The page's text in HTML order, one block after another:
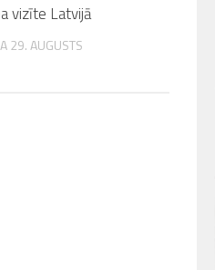
vizīte Latvijā
29. AUGUSTS